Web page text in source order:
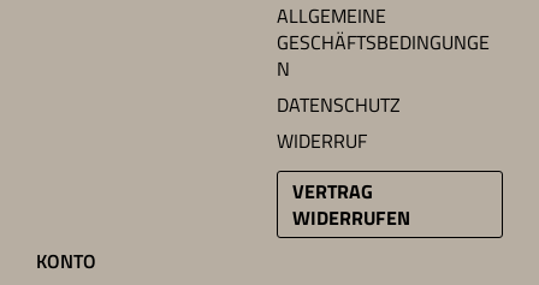
ALLGEMEINE
GESCHÄFTSBEDINGUNGE
N
DATENSCHUTZ
WIDERRUF
VERTRAG
WIDERRUFEN
KONTO